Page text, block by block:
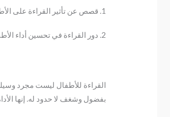
1. قصص عن تأثير القراءة على الأطفال
2. دور القراءة في تحسين أداء الأطفال دراسياً
القراءة للأطفال ليست مجرد
بفضول وشغف لا حدود له. إنها